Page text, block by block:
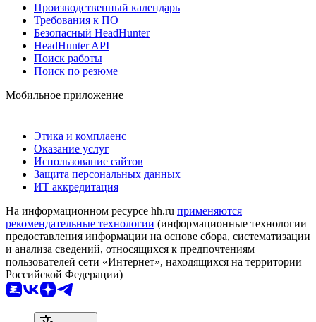
Производственный календарь
Требования к ПО
Безопасный HeadHunter
HeadHunter API
Поиск работы
Поиск по резюме
Мобильное приложение
Этика и комплаенс
Оказание услуг
Использование сайтов
Защита персональных данных
ИТ аккредитация
На информационном ресурсе hh.ru применяются
рекомендательные технологии (информационные технологии
предоставления информации на основе сбора, систематизации
и анализа сведений, относящихся к предпочтениям
пользователей сети «Интернет», находящихся на территории
Российской Федерации)